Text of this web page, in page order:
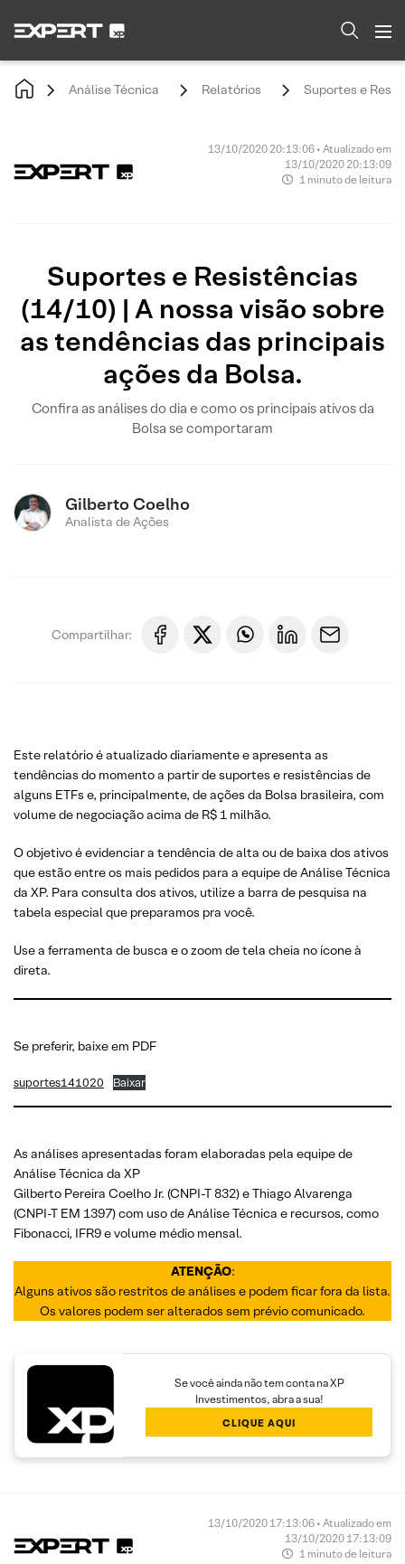
Análise Técnica Relatórios Suportes e
13/10/2020 20:13:06 • Atualizado em
13/10/2020 20:13:09
1 minuto de leitura
Suportes e Resistências
(14/10) | A nossa visão sobre
as tendências das principais
ações da Bolsa.
Confira as análises do dia e como os principais ativos da
Bolsa se comportaram
Gilberto Coelho
Analista de Ações
Compartilhar:
Este relatório é atualizado diariamente e apresenta as
tendências do momento a partir de suportes e resistências de
alguns ETFs e, principalmente, de ações da Bolsa brasileira, com
volume de negociação acima de R$ 1 milhão.
O objetivo é evidenciar a tendência de alta ou de baixa dos ativos
que estão entre os mais pedidos para a equipe de Análise Técnica
da XP. Para consulta dos ativos, utilize a barra de pesquisa na
tabela especial que preparamos pra você.
Use a ferramenta de busca e o zoom de tela cheia no ícone à
direta.
Se preferir, baixe em PDF
suportes141020 Baixar
As análises apresentadas foram elaboradas pela equipe de
Análise Técnica da XP
Gilberto Pereira Coelho Jr. (CNPI-T 832) e Thiago Alvarenga
(CNPI-T EM 1397) com uso de Análise Técnica e recursos, como
Fibonacci, IFR9 e volume médio mensal.
ATENÇÃO:
Alguns ativos são restritos de análises e podem ficar fora da lista.
Os valores podem ser alterados sem prévio comunicado.
Se você ainda não tem conta na XP
Investimentos, abra a sua!
CLIQUE AQUI
13/10/2020 17:13:06 • Atualizado em
13/10/2020 17:13:09
1 minuto de leitura